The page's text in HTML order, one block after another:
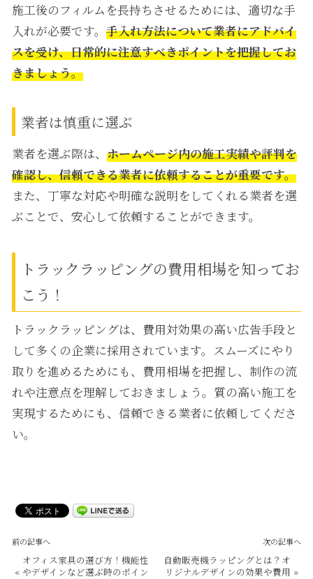
施工後のフィルムを長持ちさせるためには、適切な手
入れが必要です。 手入れ方法について業者にアドバイ
スを受け、日常的に注意すべきポイントを把握してお
きましょう。
業者は慎重に選ぶ
業者を選ぶ際は、 ホームページ内の施工実績や評判を
確認し、信頼できる業者に依頼することが重要です。
また、丁寧な対応や明確な説明をしてくれる業者を選
ぶことで、安心して依頼することができます。
トラックラッピングの費用相場を知ってお
こう！
トラックラッピングは、費用対効果の高い広告手段と
して多くの企業に採用されています。スムーズにやり
取りを進めるためにも、費用相場を把握し、制作の流
れや注意点を理解しておきましょう。質の高い施工を
実現するためにも、信頼できる業者に依頼してくださ
い。
前の記事へ
«
オフィス家具の選び方！機能性
やデザインなど選ぶ時のポイン
次の記事へ
自動販売機ラッピングとは？オ
リジナルデザインの効果や費用 »